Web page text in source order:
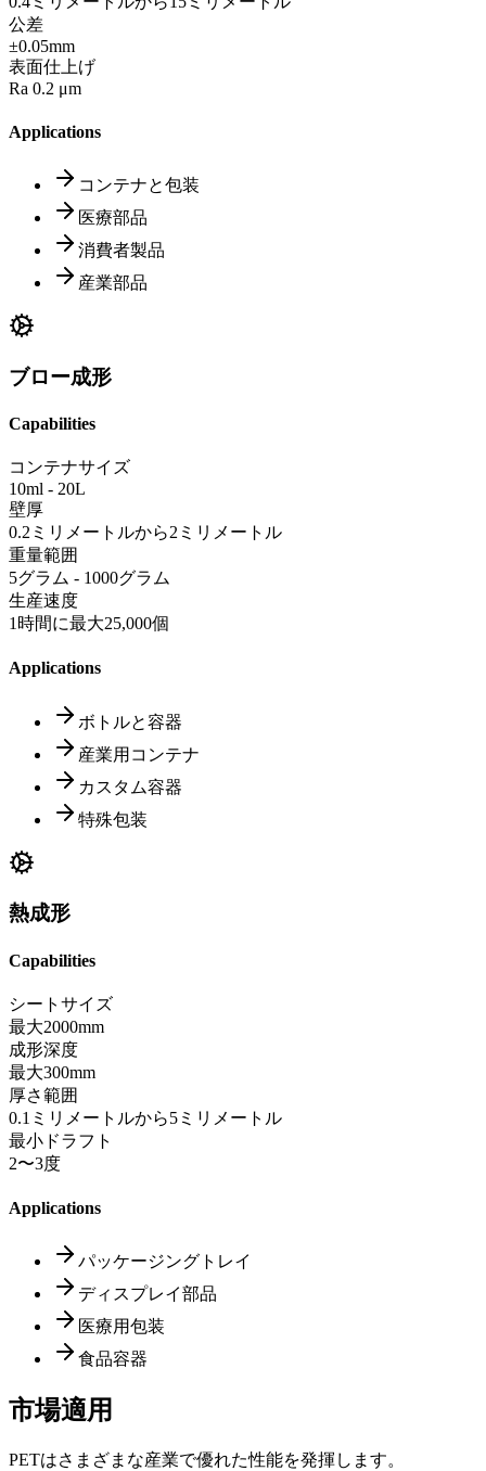
公差
±0.05mm
表面仕上げ
Ra 0.2 μm
Applications
コンテナと包装
医療部品
消費者製品
産業部品
ブロー成形
Capabilities
コンテナサイズ
10ml - 20L
壁厚
0.2ミリメートルから2ミリメートル
重量範囲
5グラム - 1000グラム
生産速度
1時間に最大25,000個
Applications
ボトルと容器
産業用コンテナ
カスタム容器
特殊包装
熱成形
Capabilities
シートサイズ
最大2000mm
成形深度
最大300mm
厚さ範囲
0.1ミリメートルから5ミリメートル
最小ドラフト
2〜3度
Applications
パッケージングトレイ
ディスプレイ部品
医療用包装
食品容器
市場適用
PETはさまざまな産業で優れた性能を発揮します。